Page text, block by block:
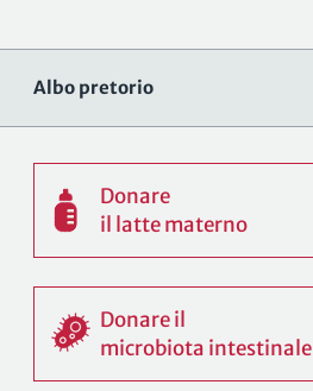
Albo pretorio
Donare
il latte materno
Donare il
microbiota intestinale